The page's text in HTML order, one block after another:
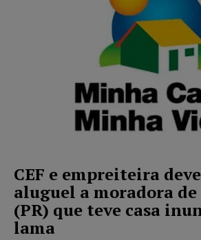
CEF e empreiteira
aluguel a moradora
(PR) que teve casa
lama